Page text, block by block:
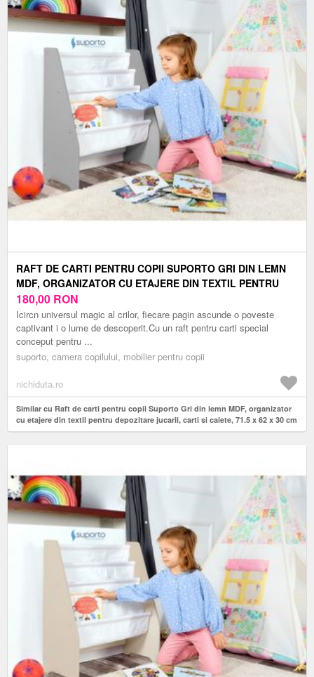
RAFT DE CARTI PENTRU COPII SUPORTO GRI DIN LEMN
MDF, ORGANIZATOR CU ETAJERE DIN TEXTIL PENTRU
DEPOZITARE JUCARII, CARTI SI CAIETE, 71.5 X 62 X 30 CM
180,00 RON
Icircn universul magic al crilor, fiecare pagin ascunde o poveste
captivant i o lume de descoperit.Cu un raft pentru carti special
conceput pentru ...
suporto, camera copilului, mobilier pentru copii
nichiduta.ro
Similar cu Raft de carti pentru copii Suporto Gri din lemn MDF, organizator
cu etajere din textil pentru depozitare jucarii, carti si caiete, 71.5 x 62 x 30 cm